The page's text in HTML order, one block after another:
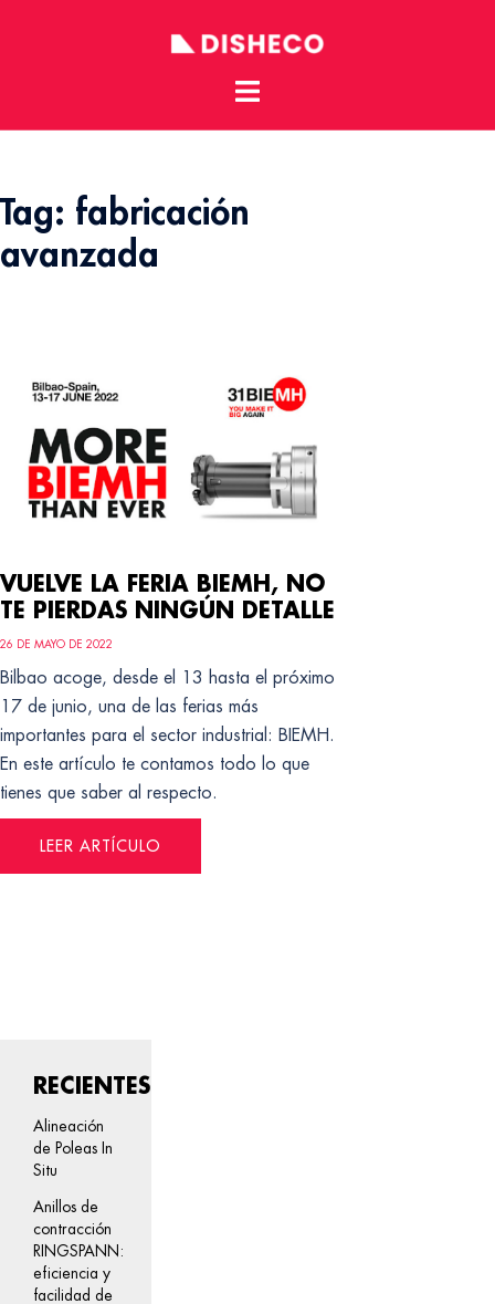
content
Toggle
menu
Tag: fabricación
avanzada
VUELVE LA FERIA BIEMH, NO
TE PIERDAS NINGÚN DETALLE
26 DE MAYO DE 2022
Bilbao acoge, desde el 13 hasta el próximo
17 de junio, una de las ferias más
importantes para el sector industrial: BIEMH.
En este artículo te contamos todo lo que
tienes que saber al respecto.
LEER ARTÍCULO
RECIENTES
Alineación
de Poleas In
Situ
Anillos de
contracción
RINGSPANN:
eficiencia y
facilidad de